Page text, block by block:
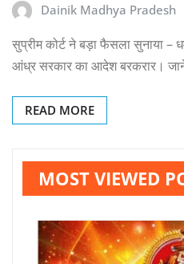
Dainik Madhya Pradesh
सुप्रीम कोर्ट ने बड़ा फैसला सुनाया –
आंध्र सरकार का आदेश बरकरार।
READ MORE
MOST VIEWED